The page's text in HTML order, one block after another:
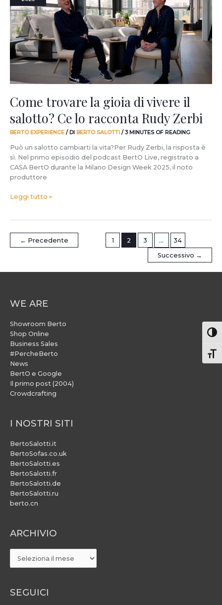
Come trovare la gioia di vivere il
salotto? Ce lo racconta Rudy Zerbi
BERTO EXPERIENCE / DI BERTO SALOTTI /3 MINUTES OF READING
Può un salotto cambiarti la vita?Per Rudy Zerbi, la risposta è
sì. Nel primo episodio del podcast BertO Live, registrato a
CASA BertO durante la Milano Design Week 2025, il noto
produttore
di
vivere
il
salotto?
Ce
lo
racconta
Rudy
Leggi tutto »
← Precedente 1 2 3 …
34
Successivo →
WE ARE
Showroom Berto
Shop Online
Business Sales
#PercheBerto
News
BertO e Google
Il primo post (2004)
Crowdcrafting
I NOSTRI SITI
BertoSalotti.it
BertoSofas.co.uk
BertoSalotti.es
BertoSalotti.fr
BertoSalotti.de
BertoSalotti.ru
berto.cn
ARCHIVIO
ARCHIVIO
SEGUICI